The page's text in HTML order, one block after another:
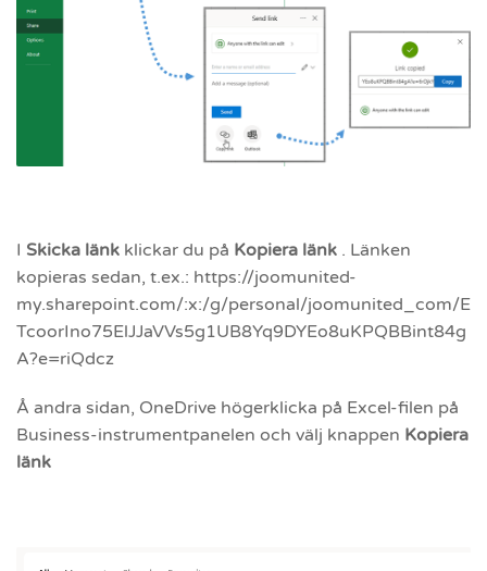
I Skicka länk klickar du på Kopiera länk . Länken
kopieras sedan, t.ex.: https://joomunited-
my.sharepoint.com/:x:/g/personal/joomunited_com/E
TcoorIno75ElJJaVVs5g1UB8Yq9DYEo8uKPQBBint84g
A?e=riQdcz
Å andra sidan, OneDrive högerklicka på Excel-filen på
Business-instrumentpanelen och välj knappen Kopiera
länk